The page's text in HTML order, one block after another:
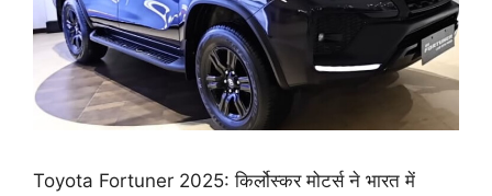
Toyota Fortuner 2025: किर्लोस्कर मोटर्स ने भारत में